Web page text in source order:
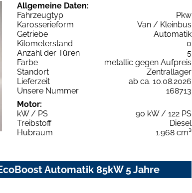
Allgemeine Daten:
Fahrzeugtyp
Pkw
Karosserieform
Van / Kleinbus
Getriebe
Automatik
Kilometerstand
0
Anzahl der Türen
5
Farbe
metallic gegen Aufpreis
Standort
Zentrallager
Lieferzeit
ab ca. 10.08.2026
Unsere Nummer
168713
Motor:
kW / PS
90 kW / 122 PS
Treibstoff
Diesel
Hubraum
1.968 cm³
Automatik 85kW 5 Jahre